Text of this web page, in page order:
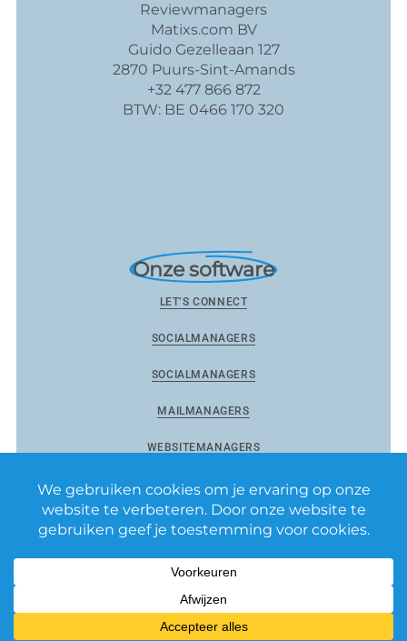
Reviewmanagers
Matixs.com BV
Guido Gezelleaan 127
2870 Puurs-Sint-Amands
+32 477 866 872
BTW: BE 0466 170 320
Onze software
LET’S CONNECT
SOCIALMANAGERS
SOCIALMANAGERS
MAILMANAGERS
WEBSITEMANAGERS
Reviewmanagers by Matixs.com BV